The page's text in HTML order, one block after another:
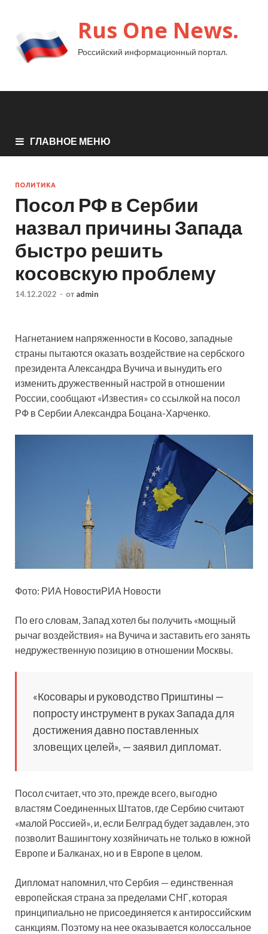
Rus One News.
Российский информационный портал.
ГЛАВНОЕ МЕНЮ
ПОЛИТИКА
Посол РФ в Сербии
назвал причины Запада
быстро решить
косовскую проблему
14.12.2022 - от admin
Нагнетанием напряженности в Косово, западные
страны пытаются оказать воздействие на сербского
президента Александра Вучича и вынудить его
изменить дружественный настрой в отношении
России, сообщают «Известия» со ссылкой на посол
РФ в Сербии Александра Боцана-Харченко.
Фото: РИА НовостиРИА Новости
По его словам, Запад хотел бы получить «мощный
рычаг воздействия» на Вучича и заставить его занять
недружественную позицию в отношении Москвы.
«Косовары и руководство Приштины —
попросту инструмент в руках Запада для
достижения давно поставленных
зловещих целей», — заявил дипломат.
Посол считает, что это, прежде всего, выгодно
властям Соединенных Штатов, где Сербию считают
«малой Россией», и, если Белград будет задавлен, это
позволит Вашингтону хозяйничать не только в южной
Европе и Балканах, но и в Европе в целом.
Дипломат напомнил, что Сербия — единственная
европейская страна за пределами СНГ, которая
принципиально не присоединяется к антироссийским
санкциям. Поэтому на нее оказывается колоссальное